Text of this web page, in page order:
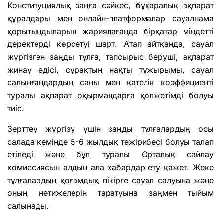
Конституциялық заңға сәйкес, бұқаралық ақпарат
құралдары мен онлайн-платформалар сауалнама
қорытындыларын жариялағанда бірқатар міндетті
деректерді көрсетуі шарт. Атап айтқанда, сауал
жүргізген заңды тұлға, тапсырыс беруші, ақпарат
жинау әдісі, сұрақтың нақты тұжырымы, сауал
салынғандардың саны мен қателік коэффициенті
туралы ақпарат оқырмандарға қолжетімді болуы
тиіс.
Зерттеу жүргізу үшін заңды тұлғалардың осы
салада кемінде 5-6 жылдық тәжірибесі болуы талап
етіледі және бұл туралы Орталық сайлау
комиссиясын алдын ала хабардар ету қажет. Жеке
тұлғалардың қоғамдық пікірге сауал салуына және
оның нәтижелерін таратуына заңмен тыйым
салынады.